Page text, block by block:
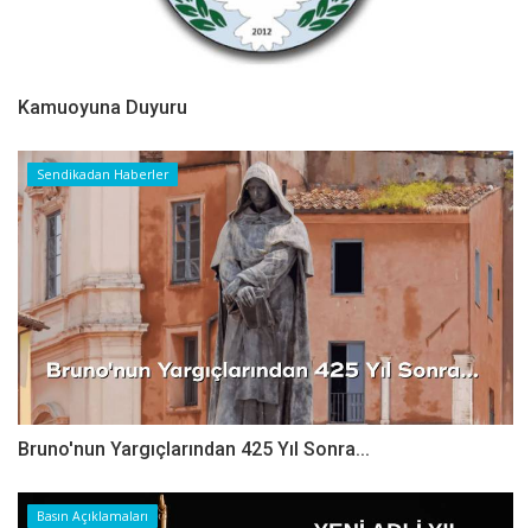
Kamuoyuna Duyuru
Sendikadan Haberler
Bruno'nun Yargıçlarından 425 Yıl Sonra...
Basın Açıklamaları